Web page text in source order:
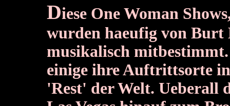
Diese One Woman
wurden haeufig von
musikalisch
einige ihre Auftrittsorte
'Rest' der Welt. Ueberall